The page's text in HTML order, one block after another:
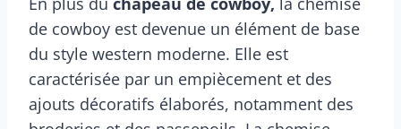
de cowboy est devenue un élément de base
du style western moderne. Elle est
caractérisée par un empiècement et des
ajouts décoratifs élaborés, notamment des